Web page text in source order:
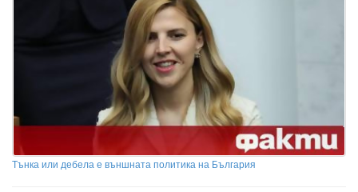
Тънка или дебела е външната политика на България